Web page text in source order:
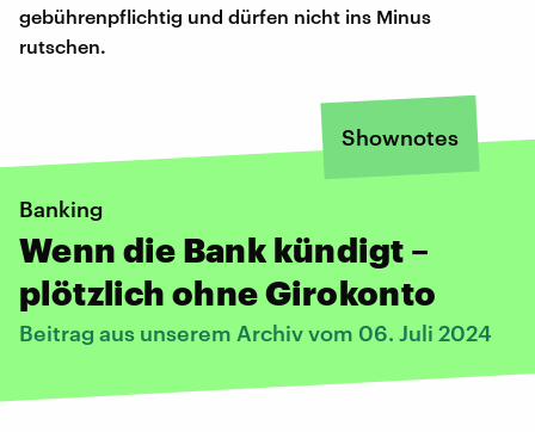
gebührenpflichtig und dürfen nicht ins Minus
rutschen.
Shownotes
Banking
Wenn die Bank kündigt –
plötzlich ohne Girokonto
Beitrag aus unserem Archiv vom 06. Juli 2024